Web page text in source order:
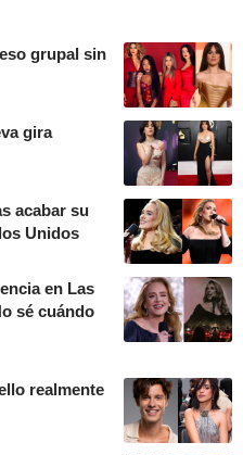
grupal sin
gira
acabar su
Unidos
en Las
sé cuándo
realmente